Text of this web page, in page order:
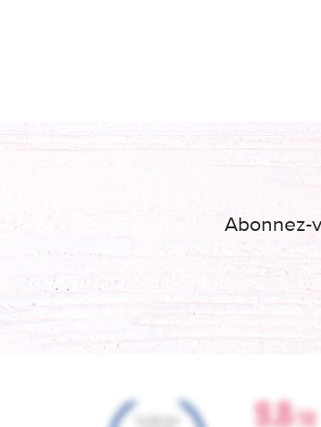
Abonnez-